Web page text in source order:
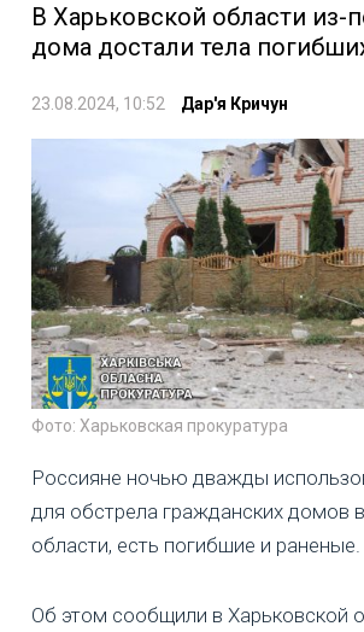
В Харьковской области из-
дома достали тела
23.08.2024, 10:52 Дар'я Кричун
Фото: Харьковская прокуратура
Россияне ночью дважды
для обстрела гражданских домов
области, есть погибшие и раненые.
Об этом сообщили в Харьковской